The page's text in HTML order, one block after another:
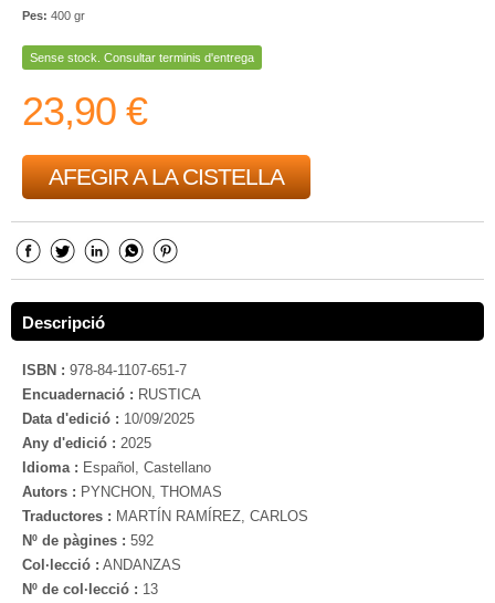
Pes: 400 gr
Sense stock. Consultar terminis d'entrega
23,90 €
AFEGIR A LA CISTELLA
Descripció
ISBN : 978-84-1107-651-7
Encuadernació : RUSTICA
Data d'edició : 10/09/2025
Any d'edició : 2025
Idioma : Español, Castellano
Autors : PYNCHON, THOMAS
Traductores : MARTÍN RAMÍREZ, CARLOS
Nº de pàgines : 592
Col·lecció : ANDANZAS
Nº de col·lecció : 13